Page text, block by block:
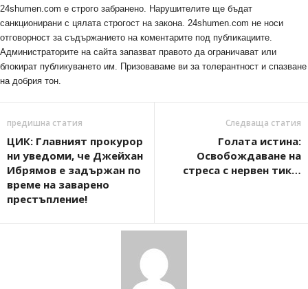
24shumen.com е строго забранено. Нарушителите ще бъдат
санкционирани с цялата строгост на закона. 24shumen.com не носи
отговорност за съдържанието на коментарите под публикациите.
Администраторите на сайта запазват правото да ограничават или
блокират публикуването им. Призоваваме ви за толерантност и спазване
на добрия тон.
предишна статия
ЦИК: Главният прокурор
ни уведоми, че Джейхан
Ибрямов е задържан по
време на заварено
престъпление!
Следваща статия
Голата истина:
Освобождаване на
стреса с нервен тик…